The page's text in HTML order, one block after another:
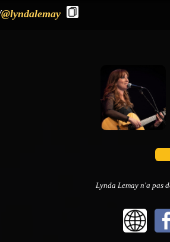
@lyndalemay
Lynda Lemay n'a pas